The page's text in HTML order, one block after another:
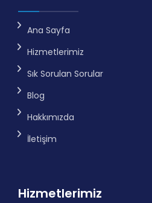
Ana Sayfa
Hizmetlerimiz
Sık Sorulan Sorular
Blog
Hakkımızda
İletişim
Hizmetlerimiz